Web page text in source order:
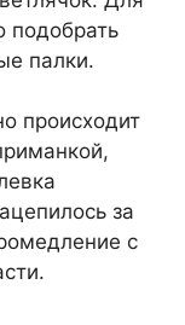
подобрать
палки.
происходит
за
с